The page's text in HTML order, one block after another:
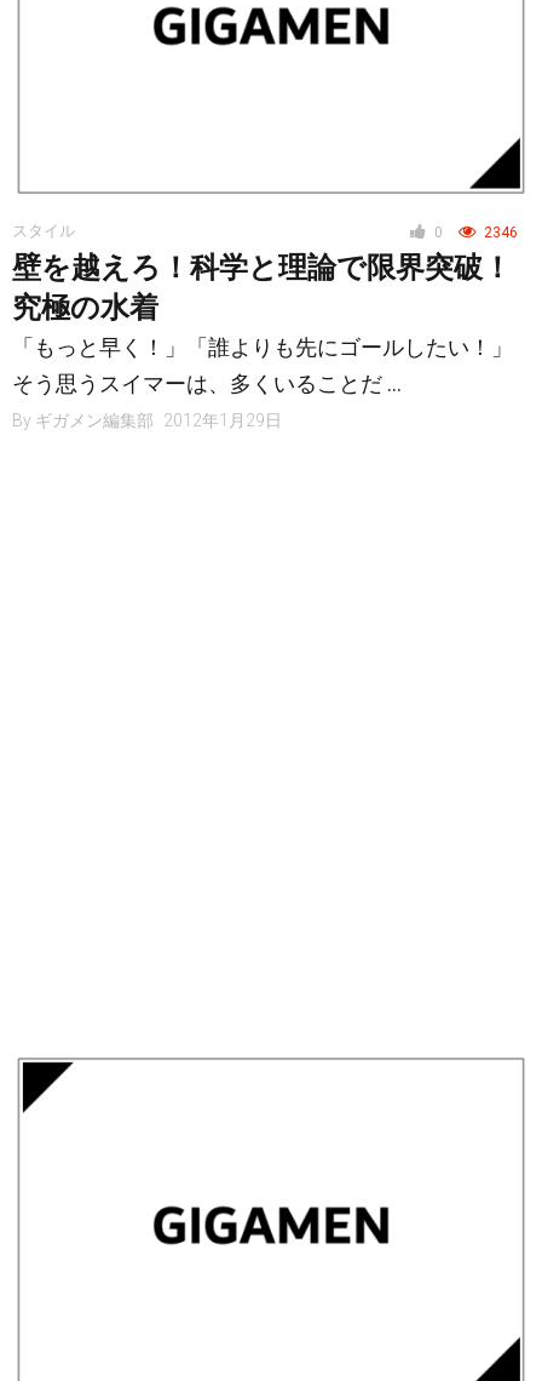
0 2346
スタイル
壁を越えろ！科学と理論で限界突破！
究極の水着
「もっと早く！」「誰よりも先にゴールしたい！」
そう思うスイマーは、多くいることだ …
By ギガメン編集部 2012年1月29日